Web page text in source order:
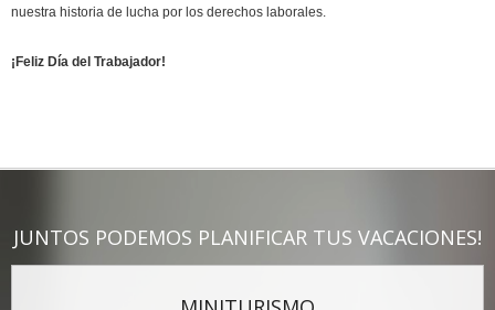
nuestra historia de lucha por los derechos laborales.
¡Feliz Día del Trabajador!
JUNTOS PODEMOS PLANIFICAR TUS VACACIONES!